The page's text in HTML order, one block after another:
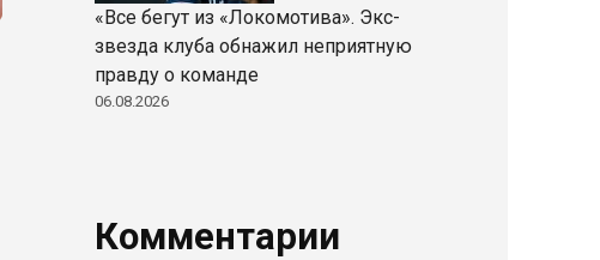
«Все бегут из «Локомотива». Экс-
звезда клуба обнажил неприятную
правду о команде
06.08.2026
Комментарии